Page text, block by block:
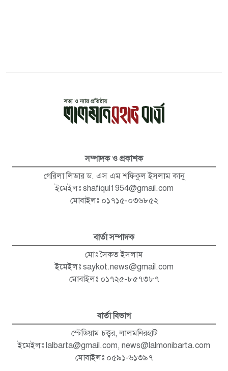
সম্পাদক ও প্রকাশক
গেরিলা লিডার ড. এস এম শফিকুল ইসলাম কানু
ইমেইলঃ shafiqul1954@gmail.com
মোবাইলঃ ০১৭১৫-০৩৬৮৫২
বার্তা সম্পাদক
মোঃ সৈকত ইসলাম
ইমেইলঃ saykot.news@gmail.com
মোবাইলঃ ০১৭২৫-৮৫৭৩৮৭
বার্তা বিভাগ
স্টেডিয়াম চত্ত্বর, লালমনিরহাট
ইমেইলঃ lalbarta@gmail.com, news@lalmonibarta.com
মোবাইলঃ ০৫৯১-৬১৩৯৭